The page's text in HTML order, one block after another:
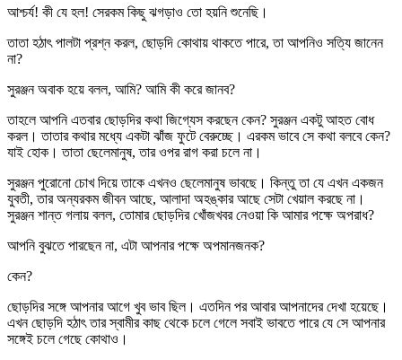
আশ্চর্য! কী যে হল! সেরকম কিছু ঝগড়াও তো হয়নি শুনেছি।
তাতা হঠাৎ পালটা প্রশ্ন করল, ছোড়দি কোথায় থাকতে পারে, তা আপনিও সত্যি জানেন
না?
সুরঞ্জন অবাক হয়ে বলল, আমি? আমি কী করে জানব?
তাহলে আপনি এতবার ছোড়দির কথা জিগ্যেস করছেন কেন? সুরঞ্জন একটু আহত বোধ
করল। তাতার কথার মধ্যে একটা ঝাঁজ ফুটে বেরুচ্ছে। এরকম ভাবে সে কথা বলবে কেন?
যাই হোক। তাতা ছেলেমানুষ, তার ওপর রাগ করা চলে না।
সুরঞ্জন পুরোনো চোখ দিয়ে তাকে এখনও ছেলেমানুষ ভাবছে। কিন্তু তা যে এখন একজন
যুবতী, তার অন্যরকম জীবন আছে, আলাদা অহঙ্কার আছে সেটা খেয়াল করছে না।
সুরঞ্জন শান্ত গলায় বলল, তোমার ছোড়দির খোঁজখবর নেওয়া কি আমার পক্ষে অপরাধ?
আপনি বুঝতে পারছেন না, এটা আপনার পক্ষে অপমানজনক?
কেন?
ছোড়দির সঙ্গে আপনার আগে খুব ভাব ছিল। এতদিন পর আবার আপনাদের দেখা হয়েছে।
এখন ছোড়দি হঠাৎ তার স্বামীর কাছ থেকে চলে গেলে সবাই ভাবতে পারে যে সে আপনার
সঙ্গেই চলে গেছে কোথাও।